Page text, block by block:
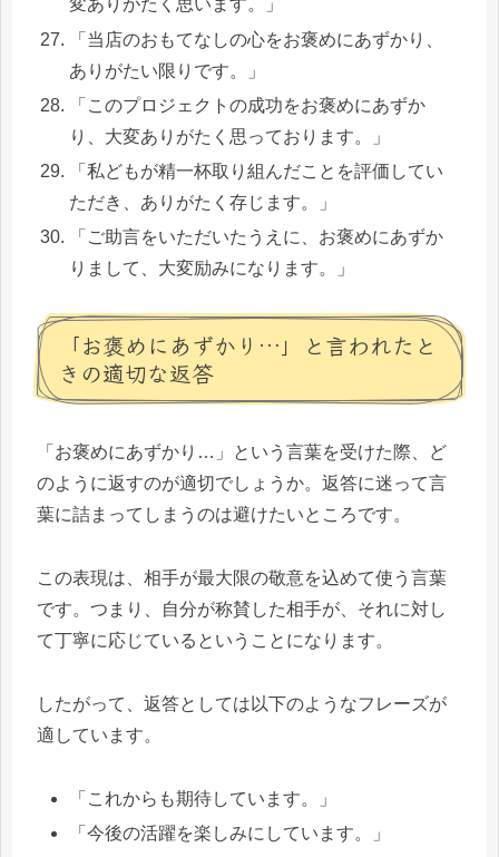
変ありがたく思います。」
「当店のおもてなしの心をお褒めにあずかり、
ありがたい限りです。」
「このプロジェクトの成功をお褒めにあずか
り、大変ありがたく思っております。」
「私どもが精一杯取り組んだことを評価してい
ただき、ありがたく存じます。」
「ご助言をいただいたうえに、お褒めにあずか
りまして、大変励みになります。」
「お褒めにあずかり…」と言われたと
きの適切な返答
「お褒めにあずかり…」という言葉を受けた際、ど
のように返すのが適切でしょうか。返答に迷って言
葉に詰まってしまうのは避けたいところです。
この表現は、相手が最大限の敬意を込めて使う言葉
です。つまり、自分が称賛した相手が、それに対し
て丁寧に応じているということになります。
したがって、返答としては以下のようなフレーズが
適しています。
「これからも期待しています。」
「今後の活躍を楽しみにしています。」